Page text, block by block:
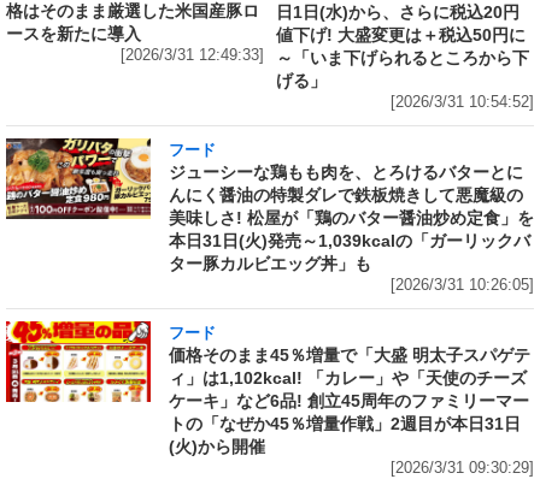
格はそのまま厳選した米国産豚ロ
ースを新たに導入
[2026/3/31 12:49:33]
日1日(水)から、さらに税込20円
値下げ! 大盛変更は＋税込50円に
～「いま下げられるところから下
げる」
[2026/3/31 10:54:52]
フード
ジューシーな鶏もも肉を、とろけるバターとに
んにく醤油の特製ダレで鉄板焼きして悪魔級の
美味しさ! 松屋が「鶏のバター醤油炒め定食」を
本日31日(火)発売～1,039kcalの「ガーリックバ
ター豚カルビエッグ丼」も
[2026/3/31 10:26:05]
フード
価格そのまま45％増量で「大盛 明太子スパゲテ
ィ」は1,102kcal! 「カレー」や「天使のチーズ
ケーキ」など6品! 創立45周年のファミリーマー
トの「なぜか45％増量作戦」2週目が本日31日
(火)から開催
[2026/3/31 09:30:29]